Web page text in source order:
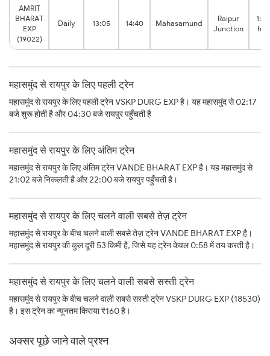
AMRIT
BHARAT
EXP
(19022)
Daily 13:05 14:40 Mahasamund
Raipur
Junction
1:35
hrs
महासमुंद से रायपुर के लिए पहली ट्रेन
महासमुंद से रायपुर के लिए पहली ट्रेन VSKP DURG EXP है। यह महासमुंद से 02:17
बजे शुरू होती है और 04:30 बजे रायपुर पहुँचती है
महासमुंद से रायपुर के लिए अंतिम ट्रेन
महासमुंद से रायपुर के लिए अंतिम ट्रेन VANDE BHARAT EXP है। यह महासमुंद से
21:02 बजे निकलती है और 22:00 बजे रायपुर पहुँचती है।
महासमुंद से रायपुर के लिए चलने वाली सबसे तेज़ ट्रेन
महासमुंद से रायपुर के बीच चलने वाली सबसे तेज़ ट्रेन VANDE BHARAT EXP है।
महासमुंद से रायपुर की कुल दूरी 53 किमी है, जिसे यह ट्रेन केवल 0:58 में तय करती है।
महासमुंद से रायपुर के लिए चलने वाली सबसे सस्ती ट्रेन
महासमुंद से रायपुर के बीच चलने वाली सबसे सस्ती ट्रेन VSKP DURG EXP (18530)
है। इस ट्रेन का न्यूनतम किराया ₹160 है।
अक्सर पूछे जाने वाले प्रश्न